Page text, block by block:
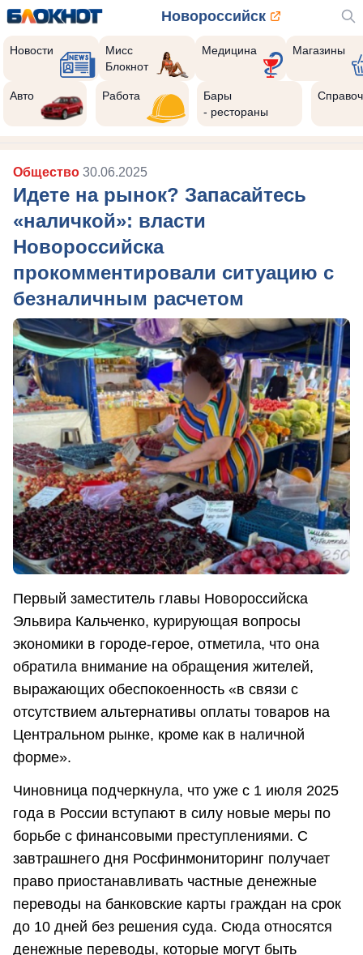
Новороссийск
Новости
Мисс
Блокнот
Медицина Магазины
Авто Работа
Бары
- рестораны
Общество 30.06.2025
Идете на рынок? Запасайтесь
«наличкой»: власти
Новороссийска
прокомментировали ситуацию с
безналичным расчетом
Первый заместитель главы Новороссийска
Эльвира Кальченко, курирующая вопросы
экономики в городе-герое, отметила, что она
обратила внимание на обращения жителей,
выражающих обеспокоенность «в связи с
отсутствием альтернативы оплаты товаров на
Центральном рынке, кроме как в наличной
форме».
Чиновница подчеркнула, что уже с 1 июля 2025
года в России вступают в силу новые меры по
борьбе с финансовыми преступлениями. С
завтрашнего дня Росфинмониторинг получает
право приостанавливать частные денежные
переводы на банковские карты граждан на срок
до 10 дней без решения суда. Сюда относятся
денежные переводы, которые могут быть